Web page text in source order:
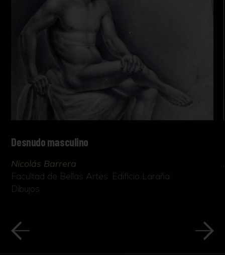
Desnudo masculino
Nicolás Barrera
Facultad de Bellas Artes. Edificio Laraña
Dibujos